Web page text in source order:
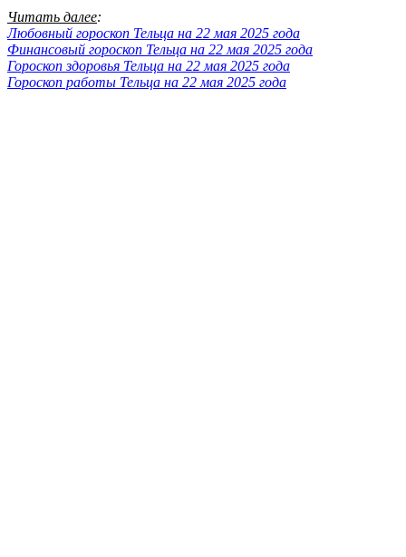
Читать далее:
Любовный гороскоп Тельца на 22 мая 2025 года
Финансовый гороскоп Тельца на 22 мая 2025 года
Гороскоп здоровья Тельца на 22 мая 2025 года
Гороскоп работы Тельца на 22 мая 2025 года